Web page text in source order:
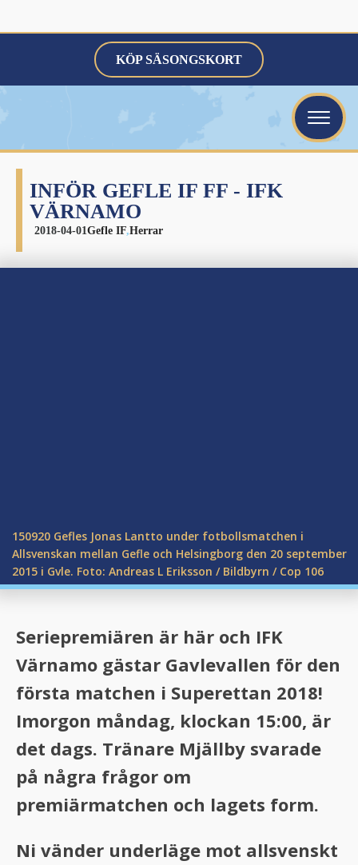
KÖP SÄSONGSKORT
INFÖR GEFLE IF FF - IFK
VÄRNAMO
2018-04-01Gefle IF,Herrar
150920 Gefles Jonas Lantto under fotbollsmatchen i
Allsvenskan mellan Gefle och Helsingborg den 20 september
2015 i Gvle. Foto: Andreas L Eriksson / Bildbyrn / Cop 106
Seriepremiären är här och IFK
Värnamo gästar Gavlevallen för den
första matchen i Superettan 2018!
Imorgon måndag, klockan 15:00, är
det dags. Tränare Mjällby svarade
på några frågor om
premiärmatchen och lagets form.
Ni vänder underläge mot allsvenskt